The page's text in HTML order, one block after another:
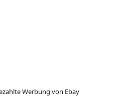
Werbung von Ebay